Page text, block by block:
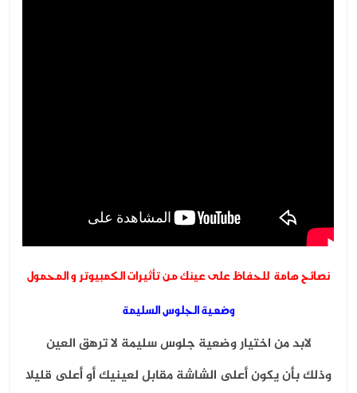
نصائح هامة للحفاظ على عينك من تأثيرات الكمبيوتر و المحمول
وضعية الجلوس السليمة
لابد من اختيار وضعية جلوس سليمة لا ترهق العين
وذلك بأن يكون أعلى الشاشة مقابل لعينيك أو أعلى قليلا